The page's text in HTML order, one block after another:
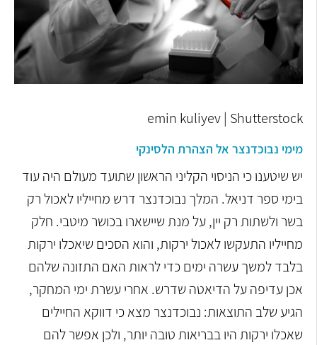
emin kuliyev | Shutterstock
מימי נבוכדנצר אל הצהרת הלסינקי
יש שיטענו כי הניסוי הקליני הראשון שתועד מעולם היה עוד
בימי ספר דניאל. המלך נבוכדנצר דרש מחייליו לאכול רק
בשר ולשתות רק יין, על מנת שיישארו בכושר מיטבי. חלק
מחייליו התעקשו לאכול ירקות, והוא הסכים שיאכלו ירקות
בלבד למשך עשרה ימים כדי לראות האם התזונה שלהם
אכן עדיפה על הדיאטה שדרש. אחרי עשרת ימי המחקר,
הגיע שלב התוצאות: נבוכדנצר מצא כי דווקא החיילים
שאכלו ירקות היו בבריאות טובה יותר, ולכן אפשר להם